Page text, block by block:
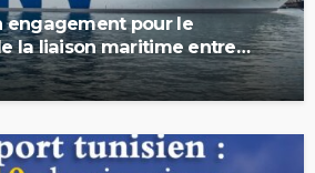
engagement pour le
la liaison maritime entre